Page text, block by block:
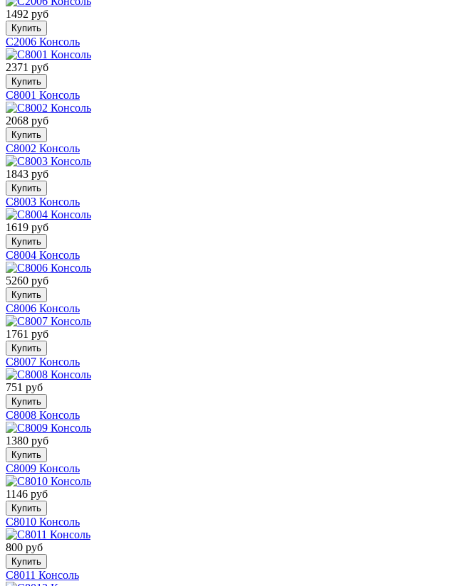
1492 руб
Купить
C2006 Консоль
2371 руб
Купить
C8001 Консоль
2068 руб
Купить
C8002 Консоль
1843 руб
Купить
C8003 Консоль
1619 руб
Купить
C8004 Консоль
5260 руб
Купить
C8006 Консоль
1761 руб
Купить
C8007 Консоль
751 руб
Купить
C8008 Консоль
1380 руб
Купить
C8009 Консоль
1146 руб
Купить
C8010 Консоль
800 руб
Купить
C8011 Консоль